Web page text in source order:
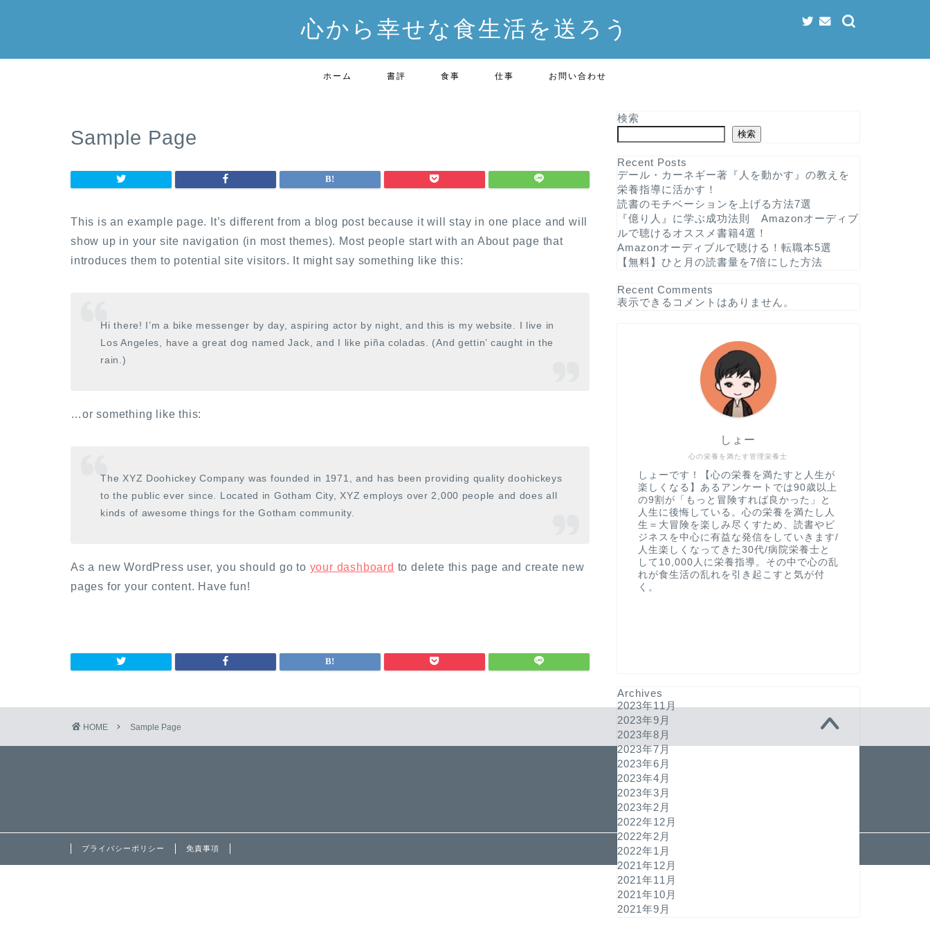
心から幸せな食生活を送ろう
ホーム 書評 食事 仕事 お問い合わせ
Sample Page
This is an example page. It’s different from a blog post because it will stay in one place and will
show up in your site navigation (in most themes). Most people start with an About page that
introduces them to potential site visitors. It might say something like this:
Hi there! I’m a bike messenger by day, aspiring actor by night, and this is my website. I live in
Los Angeles, have a great dog named Jack, and I like piña coladas. (And gettin’ caught in the
rain.)
…or something like this:
The XYZ Doohickey Company was founded in 1971, and has been providing quality doohickeys
to the public ever since. Located in Gotham City, XYZ employs over 2,000 people and does all
kinds of awesome things for the Gotham community.
As a new WordPress user, you should go to your dashboard to delete this page and create new
pages for your content. Have fun!
検索
検索
Recent Posts
デール・カーネギー著『人を動かす』の教えを
栄養指導に活かす！
読書のモチベーションを上げる方法7選
『億り人』に学ぶ成功法則 Amazonオーディブ
ルで聴けるオススメ書籍4選！
Amazonオーディブルで聴ける！転職本5選
【無料】ひと月の読書量を7倍にした方法
Recent Comments
表示できるコメントはありません。
心の栄養を満たす管理栄養士
しょー
しょーです！【心の栄養を満たすと人生が
楽しくなる】あるアンケートでは90歳以上
の9割が「もっと冒険すれば良かった」と
人生に後悔している。心の栄養を満たし人
生＝大冒険を楽しみ尽くすため、読書やビ
ジネスを中心に有益な発信をしていきます/
人生楽しくなってきた30代/病院栄養士と
して10,000人に栄養指導。その中で心の乱
れが食生活の乱れを引き起こすと気が付
く。
Archives
2023年11月
2023年9月
2023年8月
2023年7月
2023年6月
2023年4月
2023年3月
2023年2月
2022年12月
2022年2月
2022年1月
2021年12月
2021年11月
2021年10月
2021年9月
HOME Sample Page
プライバシーポリシー 免責事項